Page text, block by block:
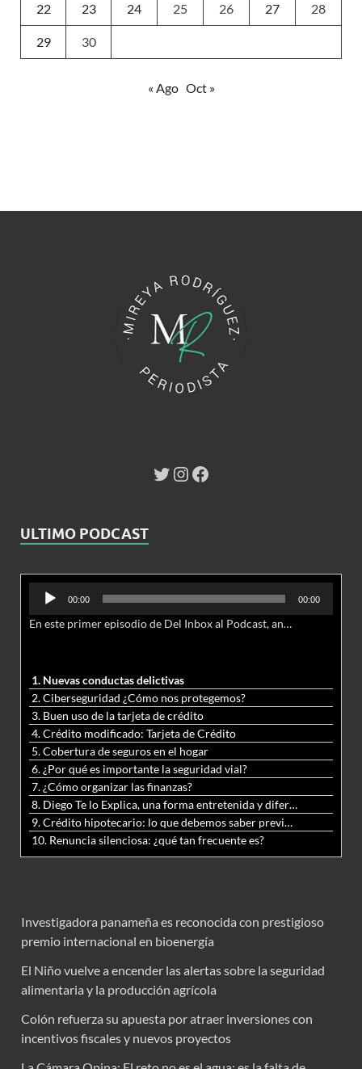
22 23 24 25 26 27 28
29 30
« Ago Oct »
ULTIMO PODCAST
Reproductor
audio
00:00 00:00
En este primer episodio de Del Inbox al Podcast, analizamos junto al abogado Jonathan Brown las nuevas conductas delictivas cibernéticas y la necesidad de hacer modificaciones al Código Penal.
1. Nuevas conductas delictivas
2. Ciberseguridad ¿Cómo nos protegemos?
3. Buen uso de la tarjeta de crédito
4. Crédito modificado: Tarjeta de Crédito
5. Cobertura de seguros en el hogar
6. ¿Por qué es importante la seguridad vial?
7. ¿Cómo organizar las finanzas?
8. Diego Te lo Explica, una forma entretenida y diferente de aprender matemáticas y ciencias
9. Crédito hipotecario: lo que debemos saber previo a adquirir nuestra vivienda
10. Renuncia silenciosa: ¿qué tan frecuente es?
Investigadora panameña es reconocida con prestigioso
premio internacional en bioenergía
El Niño vuelve a encender las alertas sobre la seguridad
alimentaria y la producción agrícola
Colón refuerza su apuesta por atraer inversiones con
incentivos fiscales y nuevos proyectos